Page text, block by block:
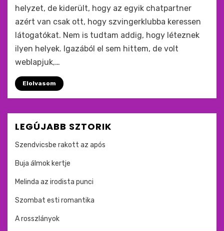
helyzet, de kiderült, hogy az egyik chatpartner
azért van csak ott, hogy szvingerklubba keressen
látogatókat. Nem is tudtam addig, hogy léteznek
ilyen helyek. Igazából el sem hittem, de volt
weblapjuk,…
Elolvasom
LEGÚJABB SZTORIK
Szendvicsbe rakott az após
Buja álmok kertje
Melinda az irodista punci
Szombat esti romantika
A rosszlányok